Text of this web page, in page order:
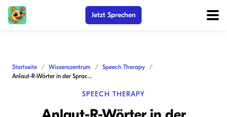
Jetzt Sprechen
Startseite Wissenszentrum
Speech Therapy
Anlaut-R-Wörter in der Sprachtherapie: So helfen Sie Ihrem Kind zum Erfolg!
SPEECH THERAPY